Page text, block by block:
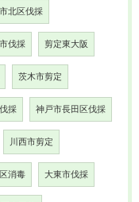
北区伐採
伐採 剪定東大阪
茨木市剪定
採 神戸市長田区伐採
川西市剪定
消毒 大東市伐採